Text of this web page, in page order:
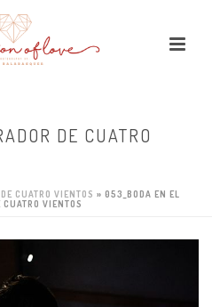
DE CUATRO
CUATRO VIENTOS » 053_BODA EN EL
VIENTOS